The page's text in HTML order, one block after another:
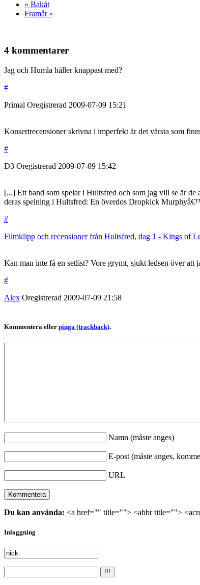
« Bakåt
Framåt »
4 kommentarer
Jag och Humla håller knappast med?
#
Primal Oregistrerad 2009-07-09 15:21
Konsertrecensioner skrivna i imperfekt är det värsta som
#
D3 Oregistrerad 2009-07-09 15:42
[...] Ett band som spelar i Hultsfred och som jag vill se är
deras spelning i Hultsfred: En överdos Dropkick
#
Filmklipp och recensioner från Hultsfred, dag 1 - Kings of
Kan man inte få en setlist? Vore grymt, sjukt ledsen över att
#
Alex Oregistrerad 2009-07-09 21:58
Kommentera eller pinga (trackback).
Namn (måste anges)
E-post (måste anges,
URL
Du kan använda: <a href="" title=""> <abbr title="">
Inloggning